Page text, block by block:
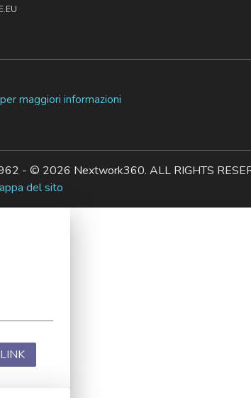
maggiori informazioni
- © 2026 Nextwork360. ALL RIGHTS
del sito